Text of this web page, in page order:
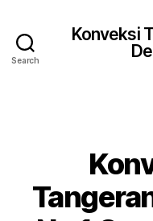
Search
Konveksi